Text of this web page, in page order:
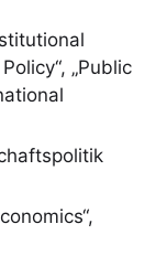
„Public